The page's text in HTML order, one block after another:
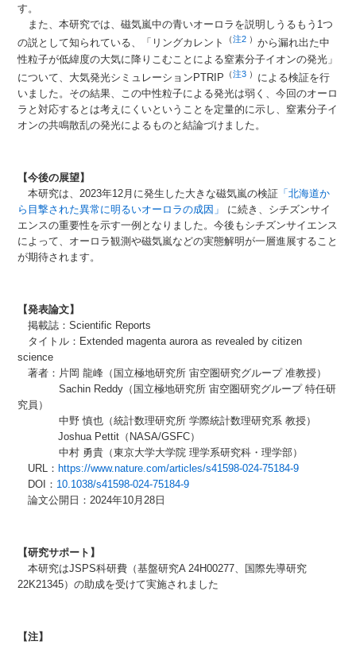
す。
また、本研究では、磁気嵐中の青いオーロラを説明しうるもう1つ
の説として知られている、「リングカレント
（注2 ） から漏れ出た中
性粒子が低緯度の大気に降りこむことによる窒素分子イオンの発光」
について、大気発光シミュレーションPTRIP （注3 ） による検証を行
いました。その結果、この中性粒子による発光は弱く、今回のオーロ
ラと対応するとは考えにくいということを定量的に示し、窒素分子イ
オンの共鳴散乱の発光によるものと結論づけました。
【今後の展望】
本研究は、2023年12月に発生した大きな磁気嵐の検証 「北海道か
ら目撃された異常に明るいオーロラの成因」
に続き、シチズンサイ
エンスの重要性を示す一例となりました。今後もシチズンサイエンス
によって、オーロラ観測や磁気嵐などの実態解明が一層進展すること
が期待されます。
【発表論文】
掲載誌：Scientific Reports
タイトル：Extended magenta aurora as revealed by citizen
science
著者：片岡 龍峰（国立極地研究所 宙空圏研究グループ 准教授）
Sachin Reddy（国立極地研究所 宙空圏研究グループ 特任研
究員）
中野 慎也（統計数理研究所 学際統計数理研究系 教授）
Joshua Pettit（NASA/GSFC）
中村 勇貴（東京大学大学院 理学系研究科・理学部）
URL： https://www.nature.com/articles/s41598-024-75184-9
DOI： 10.1038/s41598-024-75184-9
論文公開日：2024年10月28日
【研究サポート】
本研究はJSPS科研費（基盤研究A 24H00277、国際先導研究
22K21345）の助成を受けて実施されました
【注】